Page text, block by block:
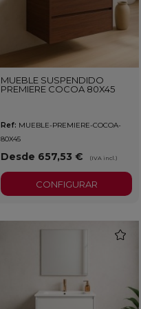
MUEBLE SUSPENDIDO
PREMIERE COCOA 80X45
Ref: MUEBLE-PREMIERE-COCOA-
80X45
Desde 657,53 € (IVA incl.)
CONFIGURAR